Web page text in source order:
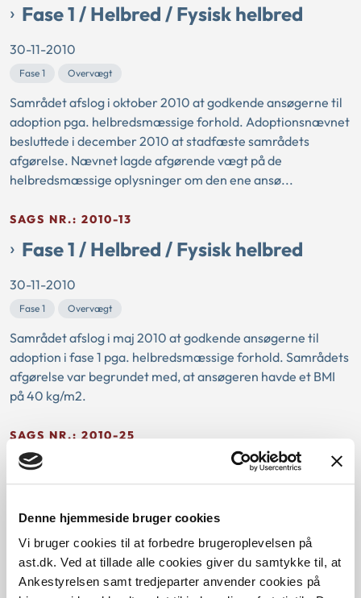
Denne hjemmeside bruger cookies
Vi bruger cookies til at forbedre brugeroplevelsen på
ast.dk. Ved at tillade alle cookies giver du samtykke til, at
Ankestyrelsen samt tredjeparter anvender cookies på
Fase 1 / Helbred / Fysisk helbred
30-11-2010
Fase 1 Overvægt
Samrådet afslog i oktober 2010 at godkende ansøgerne til
adoption pga. helbredsmæssige forhold. Adoptionsnævnet
besluttede i december 2010 at stadfæste samrådets
afgørelse. Nævnet lagde afgørende vægt på de
helbredsmæssige oplysninger om den ene ansø...
SAGS NR.: 2010-13
Fase 1 / Helbred / Fysisk helbred
30-11-2010
Fase 1 Overvægt
Samrådet afslog i maj 2010 at godkende ansøgerne til
adoption i fase 1 pga. helbredsmæssige forhold. Samrådets
afgørelse var begrundet med, at ansøgeren havde et BMI
på 40 kg/m2.
SAGS NR.: 2010-25
Fase 1 / Samliv
Fase 1
Samrådet afslog i juni 2010 at godkende et ansøgerpar som
adoptanter på grund af kravet om 2½ års samliv på
tidspunktet for indgivelse af ansøgningen